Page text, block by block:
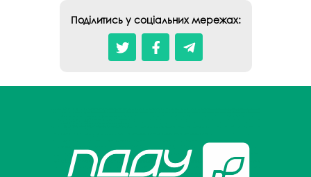
Поділитись у соціальних мережах: